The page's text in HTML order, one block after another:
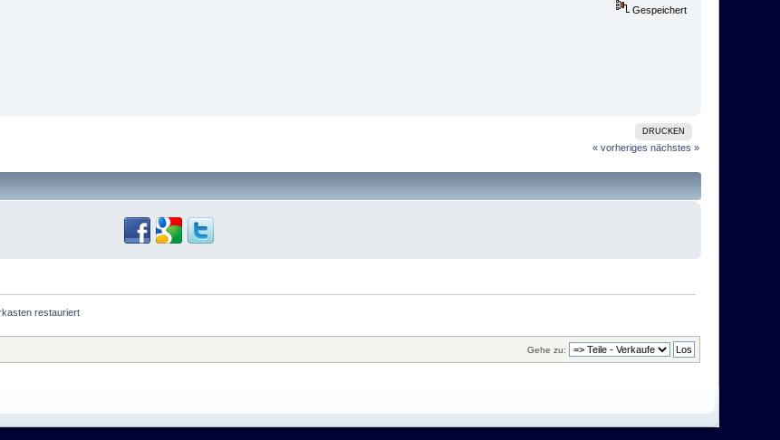
Gespeichert
DRUCKEN
« vorheriges nächstes »
restauriert
Gehe zu: